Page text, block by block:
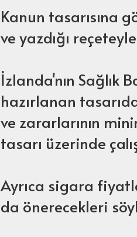
Kanun tasarısına
ve yazdığı
İzlanda'nın Sağlık
hazırlanan
ve zararlarının
tasarı üzerinde
Ayrıca sigara
da önerecekleri